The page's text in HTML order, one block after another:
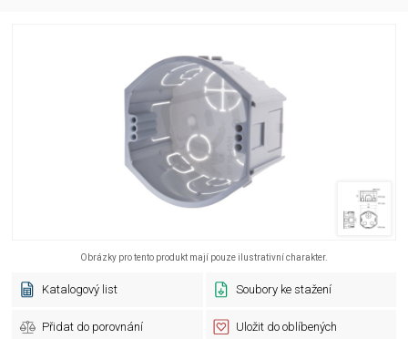
Obrázky pro tento produkt mají pouze ilustrativní charakter.
Katalogový list Soubory ke stažení
Přidat do porovnání Uložit do oblíbených